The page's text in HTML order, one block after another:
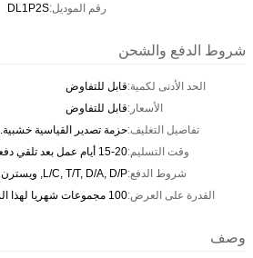
رقم الموديل:DL1P2S
شروط الدفع والشحن
الحد الأدنى لكمية:قابل للتفاوض
الأسعار:قابل للتفاوض
تفاصيل التغليف:حزمة تصدير القياسية خشبية.
وقت التسليم:15-20 أيام عمل بعد تلقي دفعتك
شروط الدفع:L/C, T/T, D/A, D/P, ويسترن يونيون
القدرة على العرض:100 مجموعات شهريا لهذا السكن مرشح كيس
وصف